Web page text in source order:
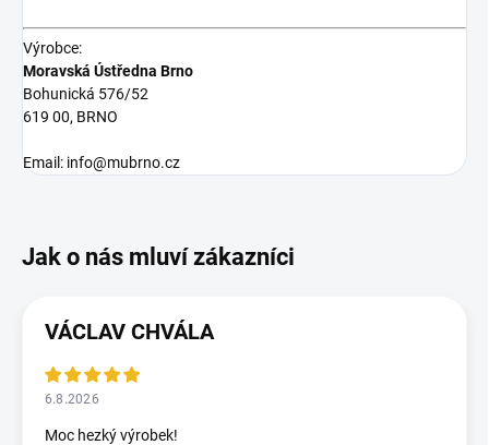
Výrobce:
Moravská Ústředna Brno
Bohunická 576/52
619 00, BRNO
Email: info@mubrno.cz
VÁCLAV CHVÁLA
6.8.2026
Moc hezký výrobek!